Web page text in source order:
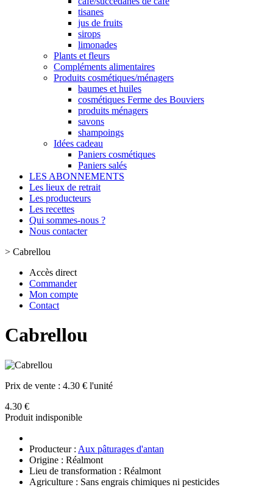
tisanes
jus de fruits
sirops
limonades
Plants et fleurs
Compléments alimentaires
Produits cosmétiques/ménagers
baumes et huiles
cosmétiques Ferme des Bouviers
produits ménagers
savons
shampoings
Idées cadeau
Paniers cosmétiques
Paniers salés
LES ABONNEMENTS
Les lieux de retrait
Les producteurs
Les recettes
Qui sommes-nous ?
Nous contacter
> Cabrellou
Accès direct
Commander
Mon compte
Contact
Cabrellou
Prix de vente : 4.30 € l'unité
4.30 €
Produit indisponible
Producteur : Aux pâturages d'antan
Origine : Réalmont
Lieu de transformation : Réalmont
Agriculture : Sans engrais chimiques ni pesticides